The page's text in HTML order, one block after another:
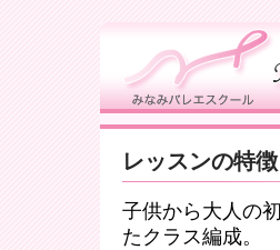
レッスンの特徴
子供から大人の
たクラス編成。